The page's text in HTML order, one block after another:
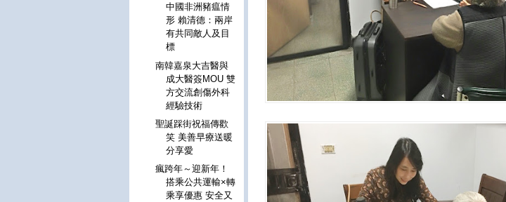
中國非洲豬瘟情
形 賴清德：兩岸
有共同敵人及目
標
南韓嘉泉大吉醫與
成大醫簽MOU 雙
方交流創傷外科
經驗技術
聖誕踩街祝福傳歡
笑 美善早療送暖
分享愛
瘋跨年～迎新年！
搭乘公共運輸×轉
乘享優惠 安全又